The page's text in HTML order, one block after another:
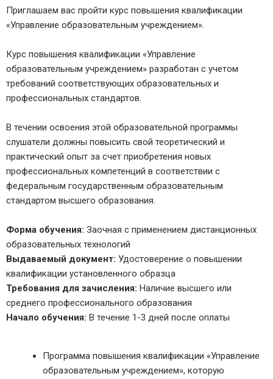
Приглашаем вас пройти курс повышения квалификации
«Управление образовательным учреждением».
Курс повышения квалификации «Управление
образовательным учреждением» разработан с учетом
требований соответствующих образовательных и
профессиональных стандартов.
В течении освоения этой образовательной программы
слушатели должны повысить свой теоретический и
практический опыт за счет приобретения новых
профессиональных компетенций в соответствии с
федеральным государственным образовательным
стандартом высшего образования.
Форма обучения: Заочная с применением дистанционных
образовательных технологий
Выдаваемый документ: Удостоверение о повышении
квалификации установленного образца
Требования для зачисления: Наличие высшего или
среднего профессионального образования
Начало обучения: В течение 1-3 дней после оплаты
Программа повышения квалификации «Управление
образовательным учреждением», которую